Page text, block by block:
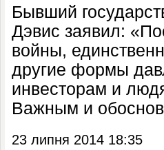
Бывший
Дэвис заявил:
войны,
другие формы
инвесторам и
Важным и
23 липня 2014 18:35